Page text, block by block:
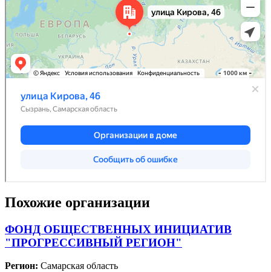
Похожие организации
ФОНД ОБЩЕСТВЕННЫХ ИНИЦИАТИВ
"ПРОГРЕССИВНЫЙ РЕГИОН"
Регион: Самарская область